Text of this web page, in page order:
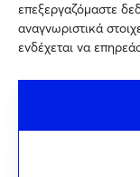
επεξεργαζόμαστε
αναγνωριστικά
ενδέχεται να